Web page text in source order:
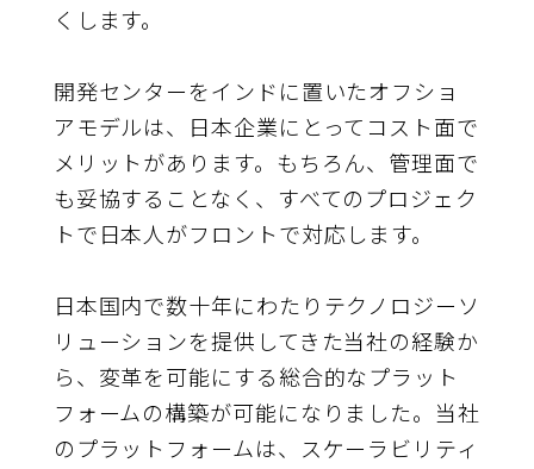
くします。
開発センターをインドに置いたオフショ
アモデルは、日本企業にとってコスト面で
メリットがあります。もちろん、管理面で
も妥協することなく、すべてのプロジェク
トで日本人がフロントで対応します。
日本国内で数十年にわたりテクノロジーソ
リューションを提供してきた当社の経験か
ら、変革を可能にする総合的なプラット
フォームの構築が可能になりました。当社
のプラットフォームは、スケーラビリティ